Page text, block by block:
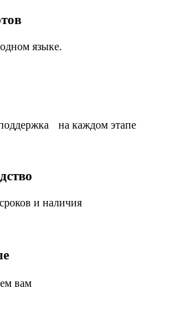
языке.
на каждом этапе
и наличия
вам